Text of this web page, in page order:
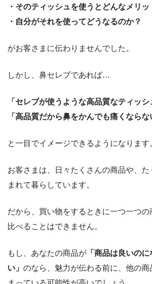
・そのティッシュを使うとどんなメリッ
・自分がそれを使ってどうなるのか？
がお客さまに伝わりませんでした。
しかし、鼻セレブであれば…
「セレブが使うような高品質なティッシ
「高品質だから鼻をかんでも痛くならな
と一目でイメージできるようになります
お客さまは、日々たくさんの商品や、た
まれて暮らしています。
だから、買い物をするときに一つ一つの
比べることはできません。
もし、あなたの商品が 「商品は良いの
い」 のなら、魅力が伝わる前に、他の商